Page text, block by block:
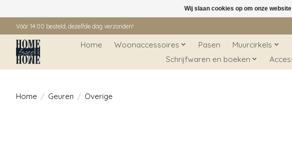
Vóór 14:00 besteld, dezelfde dag verzonden!
Home Woonaccessoires Pasen Muurcirkels
Schrijfwaren en boeken
Home / Geuren / Overige
Wij slaan cookies op om onze